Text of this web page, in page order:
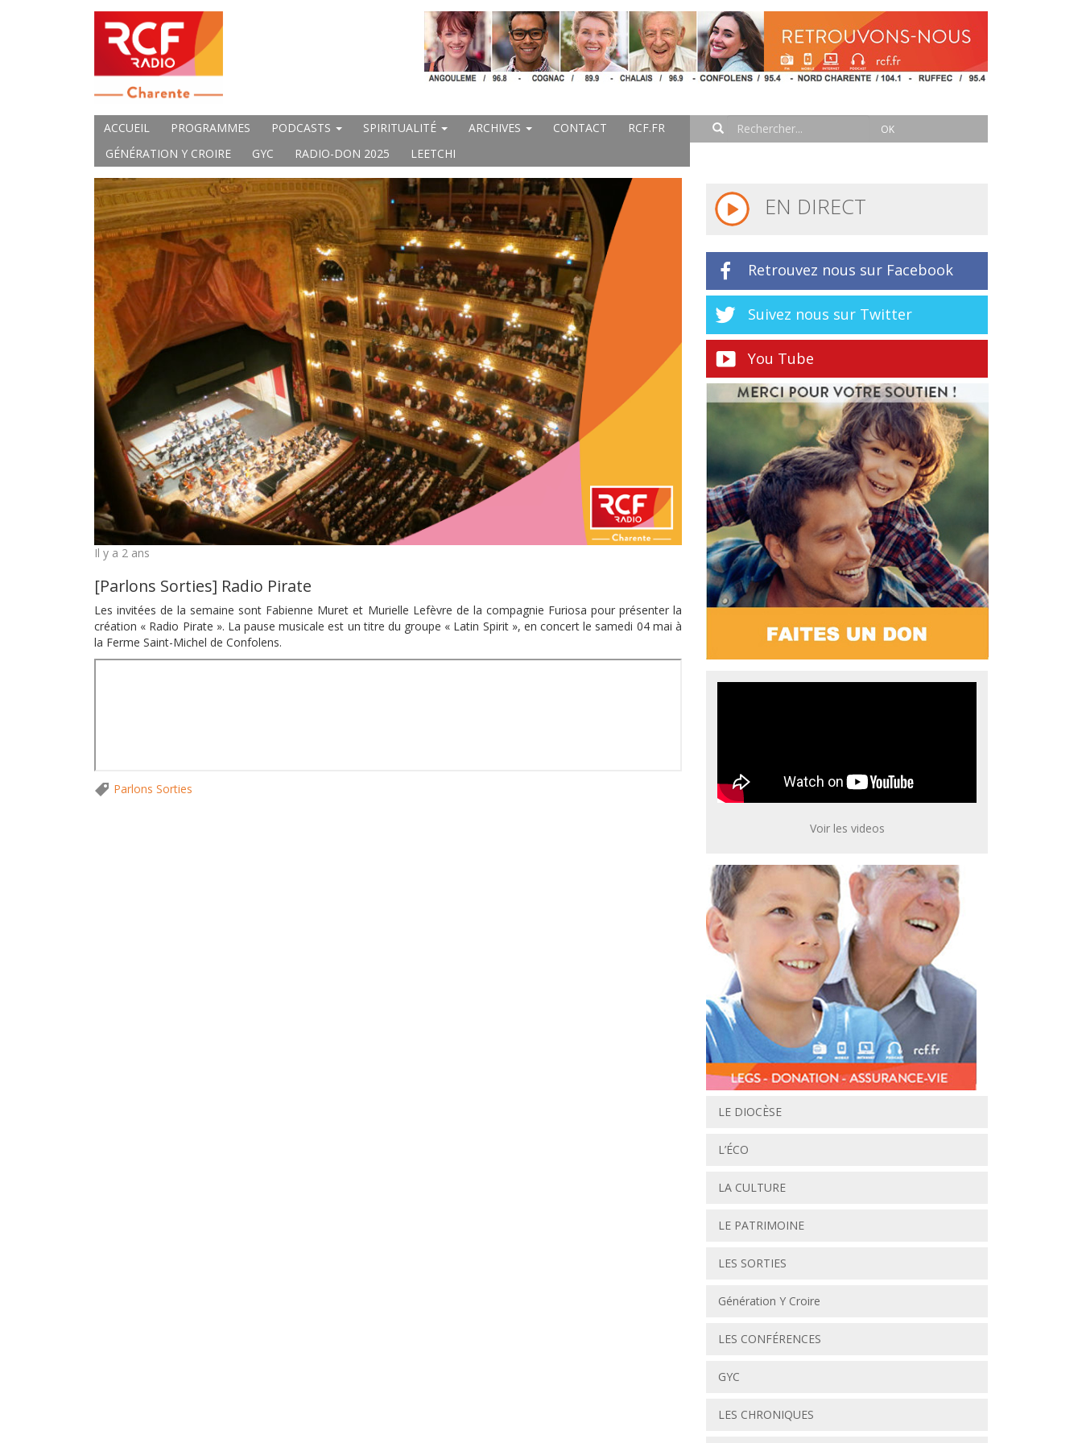
ACCUEIL PROGRAMMES PODCASTS SPIRITUALITÉ ARCHIVES CONTACT
RCF.FR
GÉNÉRATION Y CROIRE
GYC RADIO-DON 2025 LEETCHI
Il y a 2 ans
[Parlons Sorties] Radio Pirate
Les invitées de la semaine sont Fabienne Muret et Murielle Lefèvre de la compagnie Furiosa pour présenter la
création « Radio Pirate ». La pause musicale est un titre du groupe « Latin Spirit », en concert le samedi 04 mai à
la Ferme Saint-Michel de Confolens.
Parlons Sorties
EN DIRECT
Retrouvez nous sur Facebook
Suivez nous sur Twitter
You Tube
Voir les videos
LE DIOCÈSE
L’ÉCO
LA CULTURE
LE PATRIMOINE
LES SORTIES
Génération Y Croire
LES CONFÉRENCES
GYC
LES CHRONIQUES